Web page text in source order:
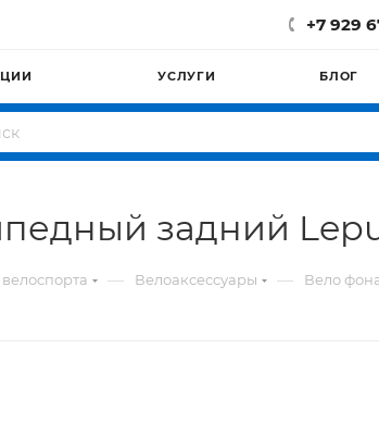
+7 929
УСЛУГИ БЛОГ
задний
— Велоаксессуары — Вело